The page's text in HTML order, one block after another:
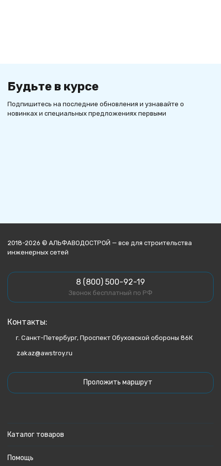
Будьте в курсе
Подпишитесь на последние обновления и узнавайте о
новинках и специальных предложениях первыми
2018-2026 © АЛЬФАВОДОСТРОЙ — все для строительства
инженерных сетей
8 (800) 500-92-19
Звонок бесплатный по РФ
Контакты:
г. Санкт-Петербург, Проспект Обуховской обороны 86К
zakaz@awstroy.ru
Проложить маршрут
Каталог товаров
Помощь